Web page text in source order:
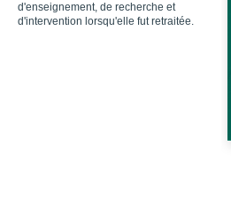
d'enseignement, de recherche et
d'intervention lorsqu'elle fut retraitée.